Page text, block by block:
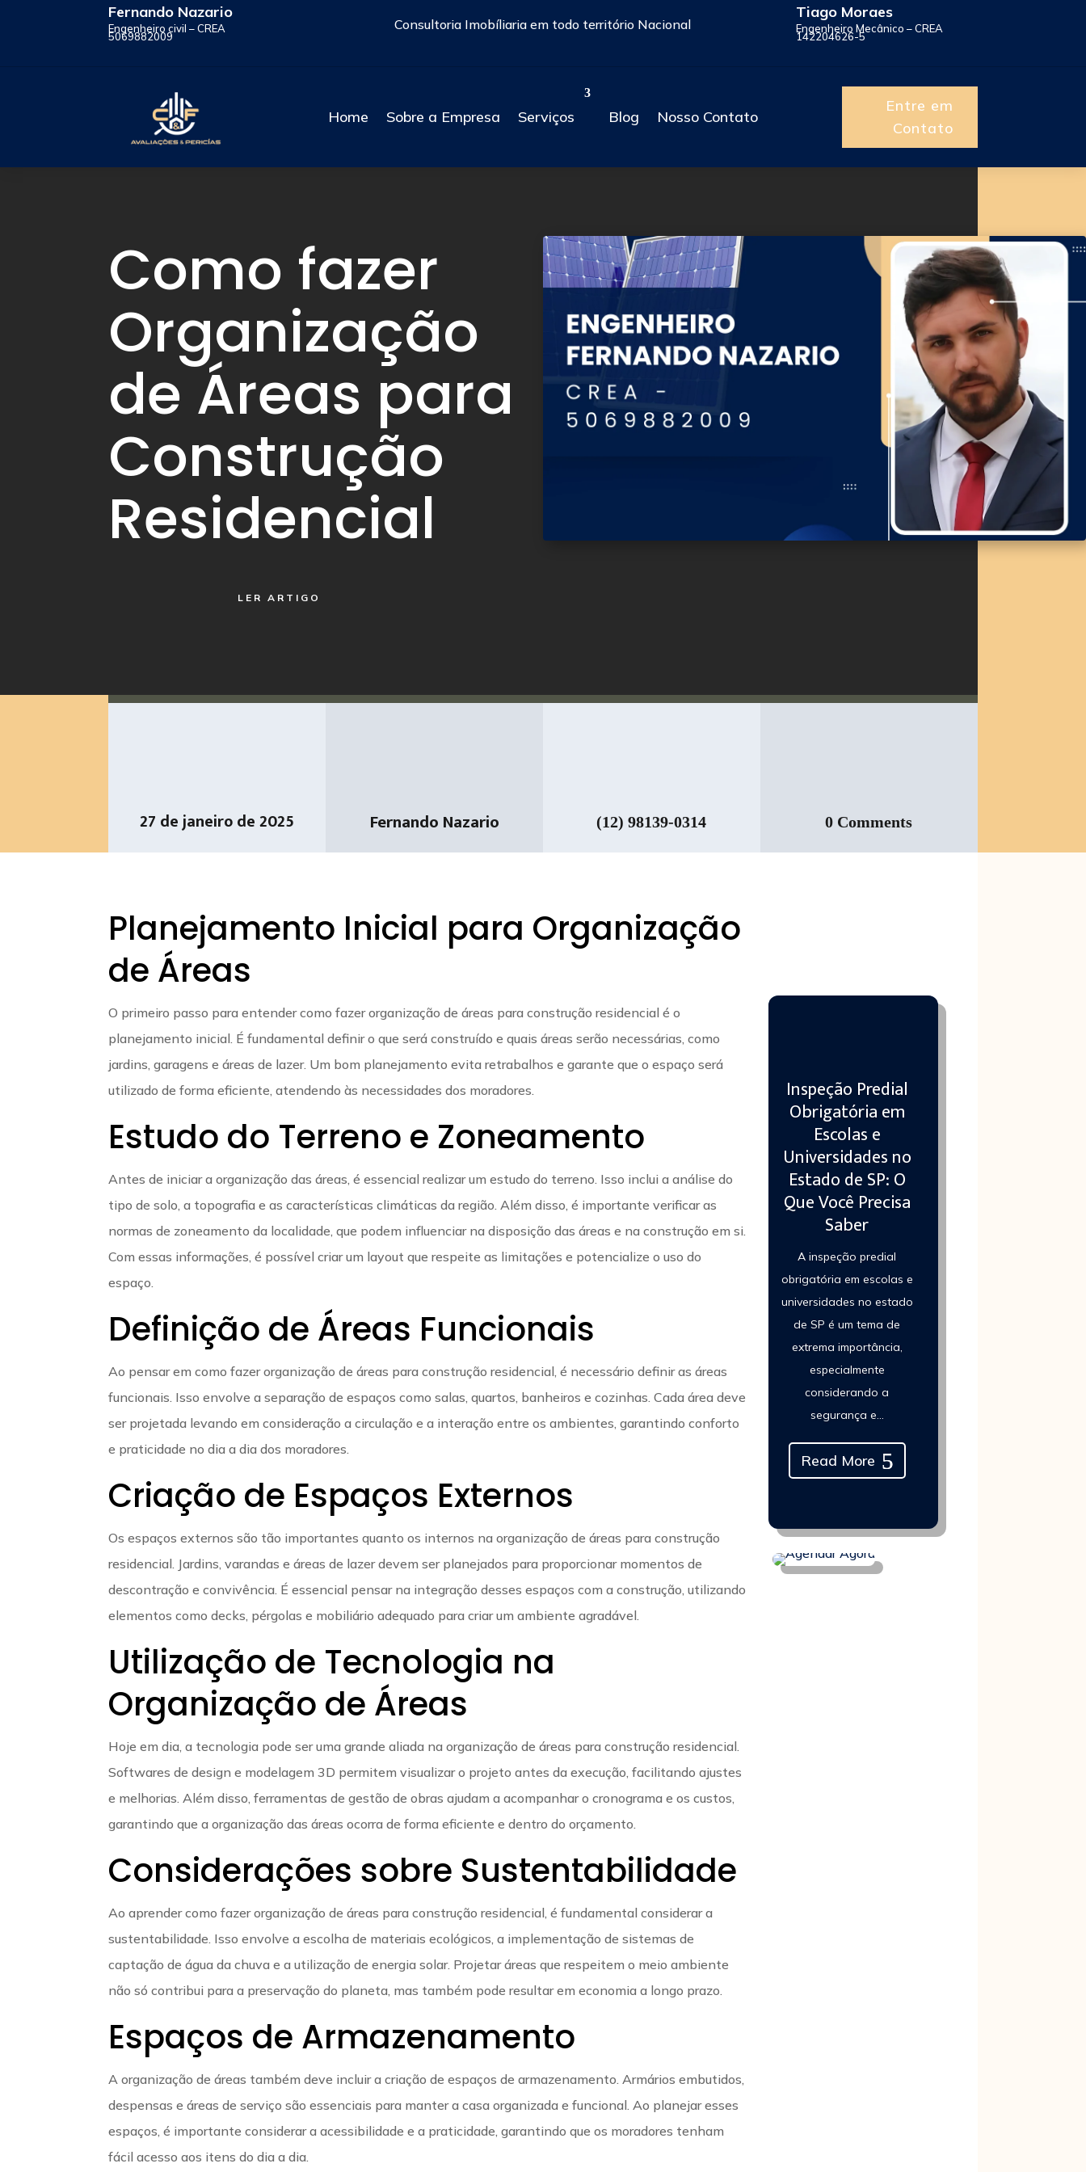
Fernando Nazario
Engenheiro civil – CREA
5069882009
Consultoria Imobíliaria em todo território Nacional
Tiago Moraes
Engenheiro Mecânico – CREA
142204626-5
Home Sobre a Empresa Serviços Blog Nosso Contato
Entre em
Contato
Como fazer
Organização
de Áreas para
Construção
Residencial
LER ARTIGO
27 de janeiro de 2025 Fernando Nazario (12) 98139-0314 0 Comments
Planejamento Inicial para Organização
de Áreas
O primeiro passo para entender como fazer organização de áreas para construção residencial é o
planejamento inicial. É fundamental definir o que será construído e quais áreas serão necessárias, como
jardins, garagens e áreas de lazer. Um bom planejamento evita retrabalhos e garante que o espaço será
utilizado de forma eficiente, atendendo às necessidades dos moradores.
Estudo do Terreno e Zoneamento
Antes de iniciar a organização das áreas, é essencial realizar um estudo do terreno. Isso inclui a análise do
tipo de solo, a topografia e as características climáticas da região. Além disso, é importante verificar as
normas de zoneamento da localidade, que podem influenciar na disposição das áreas e na construção em si.
Com essas informações, é possível criar um layout que respeite as limitações e potencialize o uso do
espaço.
Definição de Áreas Funcionais
Ao pensar em como fazer organização de áreas para construção residencial, é necessário definir as áreas
funcionais. Isso envolve a separação de espaços como salas, quartos, banheiros e cozinhas. Cada área deve
ser projetada levando em consideração a circulação e a interação entre os ambientes, garantindo conforto
e praticidade no dia a dia dos moradores.
Criação de Espaços Externos
Os espaços externos são tão importantes quanto os internos na organização de áreas para construção
residencial. Jardins, varandas e áreas de lazer devem ser planejados para proporcionar momentos de
descontração e convivência. É essencial pensar na integração desses espaços com a construção, utilizando
elementos como decks, pérgolas e mobiliário adequado para criar um ambiente agradável.
Utilização de Tecnologia na
Organização de Áreas
Hoje em dia, a tecnologia pode ser uma grande aliada na organização de áreas para construção residencial.
Softwares de design e modelagem 3D permitem visualizar o projeto antes da execução, facilitando ajustes
e melhorias. Além disso, ferramentas de gestão de obras ajudam a acompanhar o cronograma e os custos,
garantindo que a organização das áreas ocorra de forma eficiente e dentro do orçamento.
Considerações sobre Sustentabilidade
Ao aprender como fazer organização de áreas para construção residencial, é fundamental considerar a
sustentabilidade. Isso envolve a escolha de materiais ecológicos, a implementação de sistemas de
captação de água da chuva e a utilização de energia solar. Projetar áreas que respeitem o meio ambiente
não só contribui para a preservação do planeta, mas também pode resultar em economia a longo prazo.
Espaços de Armazenamento
A organização de áreas também deve incluir a criação de espaços de armazenamento. Armários embutidos,
despensas e áreas de serviço são essenciais para manter a casa organizada e funcional. Ao planejar esses
espaços, é importante considerar a acessibilidade e a praticidade, garantindo que os moradores tenham
fácil acesso aos itens do dia a dia.
Inspeção Predial
Obrigatória em
Escolas e
Universidades no
Estado de SP: O
Que Você Precisa
Saber
A inspeção predial
obrigatória em escolas e
universidades no estado
de SP é um tema de
extrema importância,
especialmente
considerando a
segurança e...
Read More